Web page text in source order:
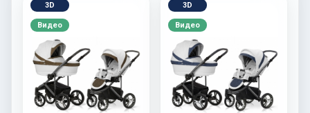
3D
Видео
3D
Видео